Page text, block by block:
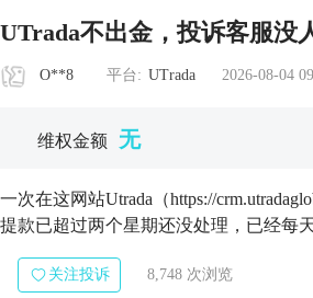
UTrada不出金，投诉客服没
O**8 平台: UTrada 2026-08-04
维权金额 无
一次在这网站Utrada（https://
提款已超过两个星期还没处理，已经每
关注投诉 8,748 次浏览